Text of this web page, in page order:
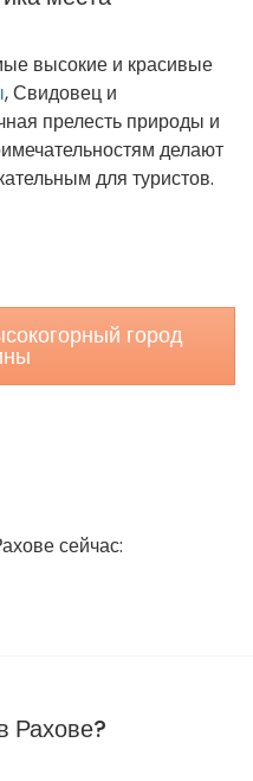
высокие и красивые
, Свидовец и
прелесть природы и
делают
для туристов.
город
сейчас:
Рахове?